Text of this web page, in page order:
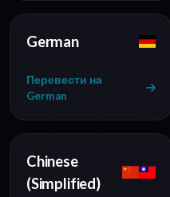
German
Перевести на
German
Chinese
(Simplified)